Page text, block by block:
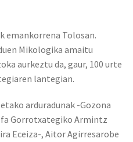
emankorrena Tolosan.
Mikologika amaitu
aurkeztu da, gaur, 100 urte
lantegian.
arduradunak -Gozona
Gorrotxategiko Armintz
Eceiza-, Aitor Agirresarobe